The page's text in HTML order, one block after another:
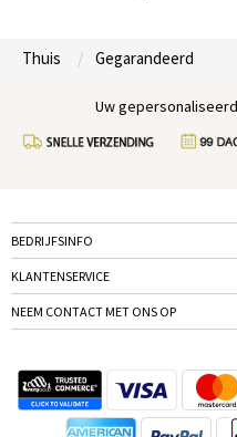
Thuis Gegarandeerd
Uw
BEDRIJFSINFO
KLANTENSERVICE
NEEM CONTACT MET ONS OP